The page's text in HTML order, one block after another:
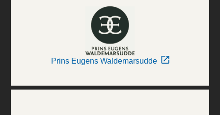
Prins Eugens Waldemarsudde